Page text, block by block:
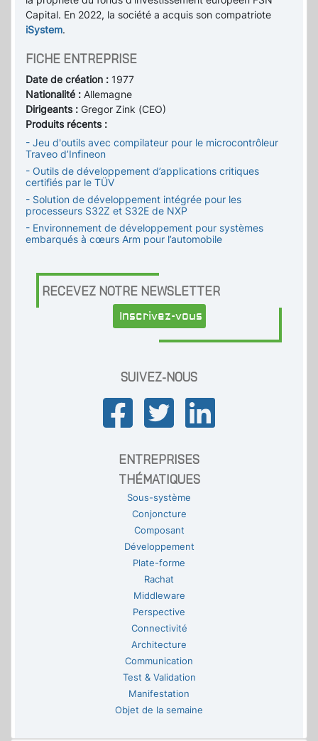
Capital. En 2022, la société a acquis son compatriote
iSystem.
FICHE ENTREPRISE
Date de création : 1977
Nationalité : Allemagne
Dirigeants : Gregor Zink (CEO)
Produits récents :
- Jeu d'outils avec compilateur pour le microcontrôleur
Traveo d’Infineon
- Outils de développement d’applications critiques
certifiés par le TÜV
- Solution de développement intégrée pour les
processeurs S32Z et S32E de NXP
- Environnement de développement pour systèmes
embarqués à cœurs Arm pour l’automobile
RECEVEZ NOTRE NEWSLETTER
Inscrivez-vous
SUIVEZ-NOUS
ENTREPRISES
THÉMATIQUES
Sous-système
Conjoncture
Composant
Développement
Plate-forme
Rachat
Middleware
Perspective
Connectivité
Architecture
Communication
Test & Validation
Manifestation
Objet de la semaine